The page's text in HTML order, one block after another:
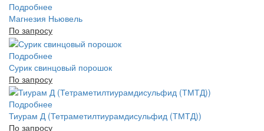
Подробнее
Магнезия Ньювель
По запросу
Подробнее
Сурик свинцовый порошок
По запросу
Подробнее
Тиурам Д (Тетраметилтиурамдисульфид (ТМТД))
По запросу